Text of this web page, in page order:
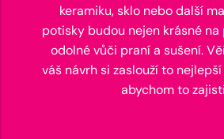
keramiku, sklo nebo další
potisky budou nejen krásné na
odolné vůči praní a sušení.
váš návrh si zaslouží to
abychom to